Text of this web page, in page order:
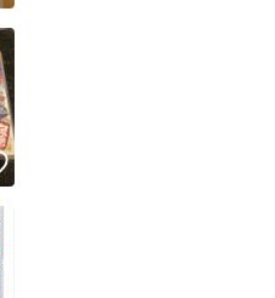
ザーにバッジを付与しています
リアした安心・安全なユーザーです
フリマの取引を完了させた実績があります
コピーします
いいね！